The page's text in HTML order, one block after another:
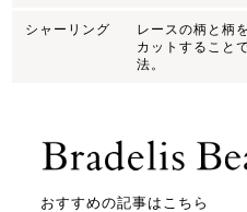
シャーリング
レースの柄と柄
カットすること
法。
おすすめの記事はこちら